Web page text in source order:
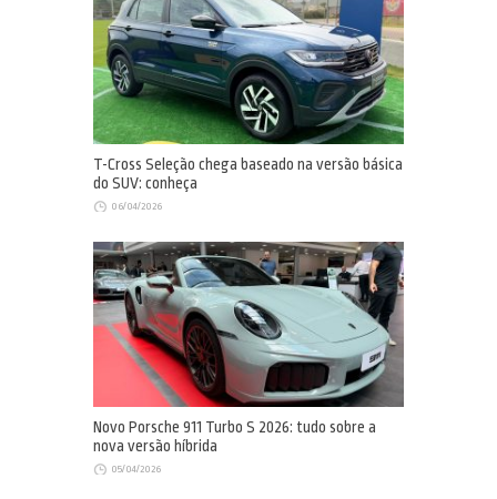
T-Cross Seleção chega baseado na versão básica
do SUV: conheça
06/04/2026
Novo Porsche 911 Turbo S 2026: tudo sobre a
nova versão híbrida
05/04/2026